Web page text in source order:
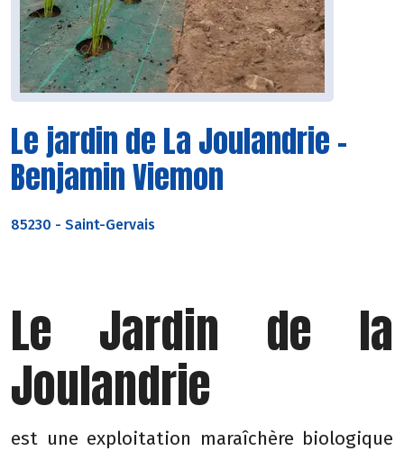
Le jardin de La Joulandrie -
Benjamin Viemon
85230 - Saint-Gervais
Le Jardin de la
Joulandrie
est une exploitation maraîchère biologique